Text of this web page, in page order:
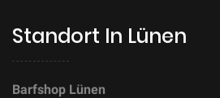
Standort In Lünen
Barfshop Lünen